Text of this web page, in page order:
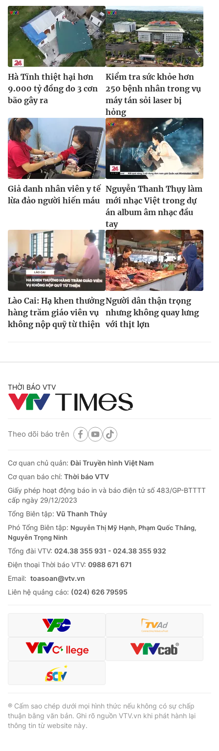
® Cấm sao chép dưới mọi hình thức nếu không có sự chấp
thuận bằng văn bản. Ghi rõ nguồn VTV.vn khi phát hành lại
thông tin từ website này.
Hà Tĩnh thiệt hại hơn
9.000 tỷ đồng do 3 cơn
bão gây ra
Kiểm tra sức khỏe hơn
250 bệnh nhân trong vụ
máy tán sỏi laser bị
hỏng
Giả danh nhân viên y tế
lừa đảo người hiến máu
Nguyễn Thanh Thụy làm
mới nhạc Việt trong dự
án album âm nhạc đầu
tay
Lào Cai: Hạ khen thưởng
hàng trăm giáo viên vụ
không nộp quỹ từ thiện
Người dân thận trọng
nhưng không quay lưng
với thịt lợn
THỜI BÁO VTV
Theo dõi báo trên
Cơ quan chủ quản:Đài Truyền hình Việt Nam
Cơ quan báo chí: Thời báo VTV
Giấy phép hoạt động báo in và báo điện tử số 483/GP-BTTTT
cấp ngày 29/12/2023
Tổng Biên tập: Vũ Thanh Thủy
Phó Tổng Biên tập: Nguyễn Thị Mỹ Hạnh, Phạm Quốc Thắng,
Nguyễn Trọng Ninh
Tổng đài VTV: 024.38 355 931 - 024.38 355 932
Ðiện thoại Thời báo VTV: 0988 671 671
Email: toasoan@vtv.vn
Liên hệ quảng cáo: (024) 626 79595
® Cấm sao chép dưới mọi hình thức nếu không có sự chấp
thuận bằng văn bản. Ghi rõ nguồn VTV.vn khi phát hành lại
thông tin từ website này.